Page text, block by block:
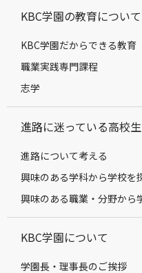
KBC学園の教育について
KBC学園だからできる教育
職業実践専門課程
志学
進路に迷っている高校
進路について考える
興味のある学科から学校を
興味のある職業・分野から
KBC学園について
学園長・理事長のご挨拶